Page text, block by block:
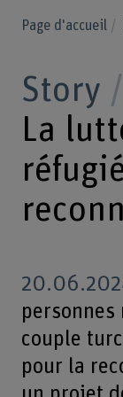
Page d'accueil
Story
La
personnes
couple
pour la